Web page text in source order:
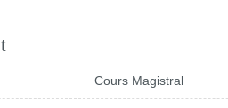
Cours Magistral